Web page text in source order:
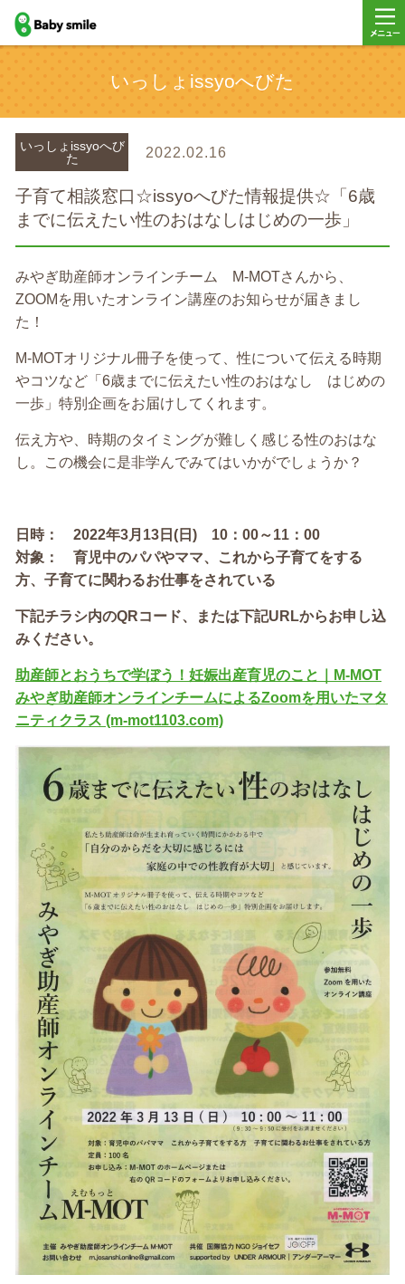
baby smile
いっしょissyoへびた
いっしょissyoへび
た
2022.02.16
子育て相談窓口☆issyoへびた情報提供☆「6歳
までに伝えたい性のおはなしはじめの一歩」
みやぎ助産師オンラインチーム M-MOTさんから、
ZOOMを用いたオンライン講座のお知らせが届きまし
た！
M-MOTオリジナル冊子を使って、性について伝える時期
やコツなど「6歳までに伝えたい性のおはなし はじめの
一歩」特別企画をお届けしてくれます。
伝え方や、時期のタイミングが難しく感じる性のおはな
し。この機会に是非学んでみてはいかがでしょうか？
日時： 2022年3月13日(日) 10：00～11：00
対象： 育児中のパパやママ、これから子育てをする
方、子育てに関わるお仕事をされている
下記チラシ内のQRコード、または下記URLからお申し込
みください。
助産師とおうちで学ぼう！妊娠出産育児のこと｜M-MOT
みやぎ助産師オンラインチームによるZoomを用いたマタ
ニティクラス (m-mot1103.com)